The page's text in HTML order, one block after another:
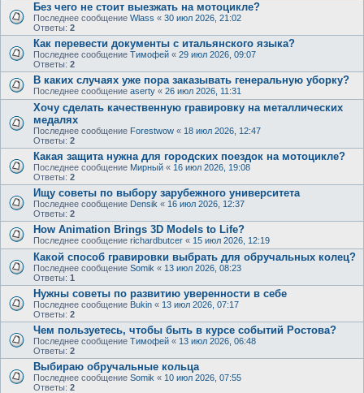
Без чего не стоит выезжать на мотоцикле?
Последнее сообщение Wlass « 30 июл 2026, 21:02
Ответы: 2
Как перевести документы с итальянского языка?
Последнее сообщение Тимофей « 29 июл 2026, 09:07
Ответы: 2
В каких случаях уже пора заказывать генеральную уборку?
Последнее сообщение aserty « 26 июл 2026, 11:31
Хочу сделать качественную гравировку на металлических
медалях
Последнее сообщение Forestwow « 18 июл 2026, 12:47
Ответы: 2
Какая защита нужна для городских поездок на мотоцикле?
Последнее сообщение Мирный « 16 июл 2026, 19:08
Ответы: 2
Ищу советы по выбору зарубежного университета
Последнее сообщение Densik « 16 июл 2026, 12:37
Ответы: 2
How Animation Brings 3D Models to Life?
Последнее сообщение richardbutcer « 15 июл 2026, 12:19
Какой способ гравировки выбрать для обручальных колец?
Последнее сообщение Somik « 13 июл 2026, 08:23
Ответы: 1
Нужны советы по развитию уверенности в себе
Последнее сообщение Bukin « 13 июл 2026, 07:17
Ответы: 2
Чем пользуетесь, чтобы быть в курсе событий Ростова?
Последнее сообщение Тимофей « 13 июл 2026, 06:48
Ответы: 2
Выбираю обручальные кольца
Последнее сообщение Somik « 10 июл 2026, 07:55
Ответы: 2